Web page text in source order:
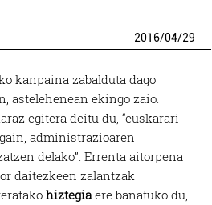
2016/04/29
kanpaina zabalduta dago
astelehenean ekingo zaio.
egitera deitu du, “euskarari
administrazioaren
delako”. Errenta aitorpena
daitezkeen zalantzak
hiztegiaere banatuko du,